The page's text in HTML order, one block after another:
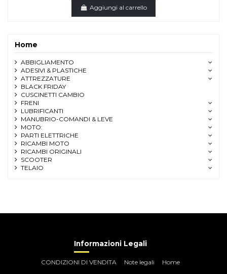
Aggiungi al carrello
Home
ABBIGLIAMENTO
ADESIVI & PLASTICHE
ATTREZZATURE
BLACK FRIDAY
CUSCINETTI CAMBIO
FRENI
LUBRIFICANTI
MANUBRIO-COMANDI & LEVE
MOTO:
PARTI ELETTRICHE
RICAMBI MOTO
RICAMBI ORIGINALI
SCOOTER
TELAIO
Informazioni Legali
CONDIZIONI DI VENDITA Note legali Home